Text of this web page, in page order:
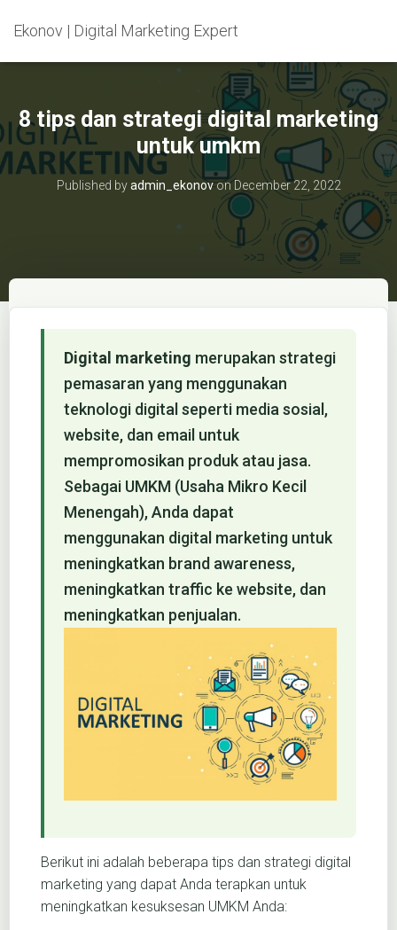
Ekonov | Digital Marketing Expert
8 tips dan strategi digital marketing
untuk umkm
Published byadmin_ekonovonDecember 22, 2022
Digital marketing merupakan strategi
pemasaran yang menggunakan
teknologi digital seperti media sosial,
website, dan email untuk
mempromosikan produk atau jasa.
Sebagai UMKM (Usaha Mikro Kecil
Menengah), Anda dapat
menggunakan digital marketing untuk
meningkatkan brand awareness,
meningkatkan traffic ke website, dan
meningkatkan penjualan.
Berikut ini adalah beberapa tips dan strategi digital
marketing yang dapat Anda terapkan untuk
meningkatkan kesuksesan UMKM Anda: